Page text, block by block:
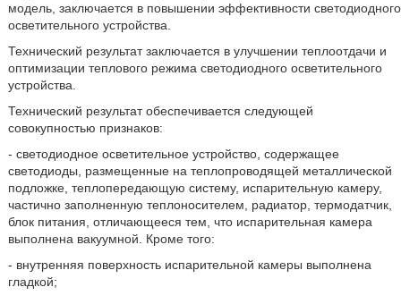
модель, заключается в повышении эффективности светодиодного
осветительного устройства.
Технический результат заключается в улучшении теплоотдачи и
оптимизации теплового режима светодиодного осветительного
устройства.
Технический результат обеспечивается следующей
совокупностью признаков:
- светодиодное осветительное устройство, содержащее
светодиоды, размещенные на теплопроводящей металлической
подложке, теплопередающую систему, испарительную камеру,
частично заполненную теплоносителем, радиатор, термодатчик,
блок питания, отличающееся тем, что испарительная камера
выполнена вакуумной. Кроме того:
- внутренняя поверхность испарительной камеры выполнена
гладкой;